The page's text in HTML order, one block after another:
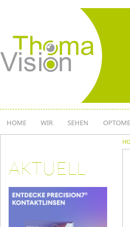
HOME WIR SEHEN
AKTUELL